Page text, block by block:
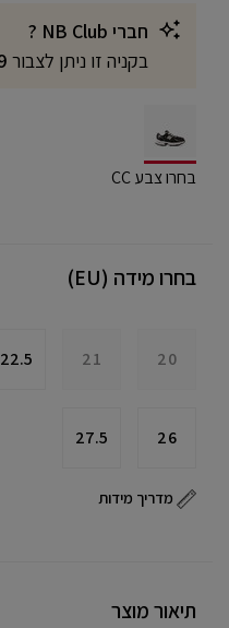
חברי NB Club ?
בקניה זו ניתן לצבור
selected
בחרו צבע CC
בחרו מידה (EU)
20
21
22.5
26
27.5
מדריך מידות
תיאור מוצר